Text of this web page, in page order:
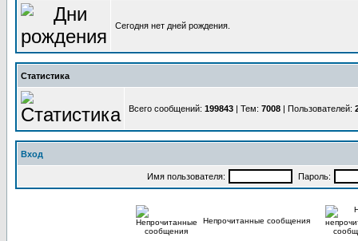
Сегодня нет дней рождения.
Статистика
Всего сообщений: 199843 | Тем: 7008 | Пользователей:
Вход
Имя пользователя: Пароль:
Непрочитанные сообщения